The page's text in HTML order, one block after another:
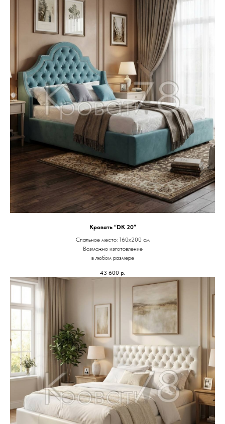
Кровать “DK 20”
Спальное место: 160х200 см
Возможно изготовление
в любом размере
43 600 р.